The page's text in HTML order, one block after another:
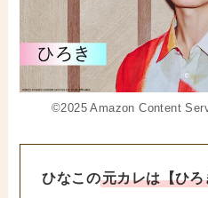
©2025 Amazon Content
ひなこの元カレは【ひろ